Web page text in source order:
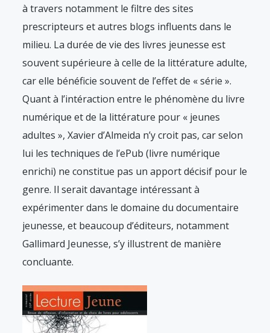
à travers notamment le filtre des sites
prescripteurs et autres blogs influents dans le
milieu. La durée de vie des livres jeunesse est
souvent supérieure à celle de la littérature adulte,
car elle bénéficie souvent de l’effet de « série ».
Quant à l’intéraction entre le phénomène du livre
numérique et de la littérature pour « jeunes
adultes », Xavier d’Almeida n’y croit pas, car selon
lui les techniques de l’ePub (livre numérique
enrichi) ne constitue pas un apport décisif pour le
genre. Il serait davantage intéressant à
expérimenter dans le domaine du documentaire
jeunesse, et beaucoup d’éditeurs, notamment
Gallimard Jeunesse, s’y illustrent de manière
concluante.